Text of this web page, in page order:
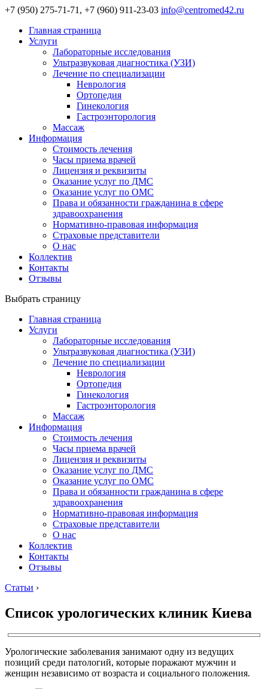
+7 (950) 275-71-71, +7 (960) 911-23-03 info@centromed42.ru
Главная страница
Услуги
Лабораторные исследования
Ультразвуковая диагностика (УЗИ)
Лечение по специализации
Неврология
Ортопедия
Гинекология
Гастроэнторология
Массаж
Информация
Стоимость лечения
Часы приема врачей
Лицензия и реквизиты
Оказание услуг по ДМС
Оказание услуг по ОМС
Права и обязанности гражданина в сфере
здравоохранения
Нормативно-правовая информация
Страховые представители
О нас
Коллектив
Контакты
Отзывы
Выбрать страницу
Главная страница
Услуги
Лабораторные исследования
Ультразвуковая диагностика (УЗИ)
Лечение по специализации
Неврология
Ортопедия
Гинекология
Гастроэнторология
Массаж
Информация
Стоимость лечения
Часы приема врачей
Лицензия и реквизиты
Оказание услуг по ДМС
Оказание услуг по ОМС
Права и обязанности гражданина в сфере
здравоохранения
Нормативно-правовая информация
Страховые представители
О нас
Коллектив
Контакты
Отзывы
Статьи ›
Список урологических клиник Киева
Урологические заболевания занимают одну из ведущих
позиций среди патологий, которые поражают мужчин и
женщин независимо от возраста и социального положения.